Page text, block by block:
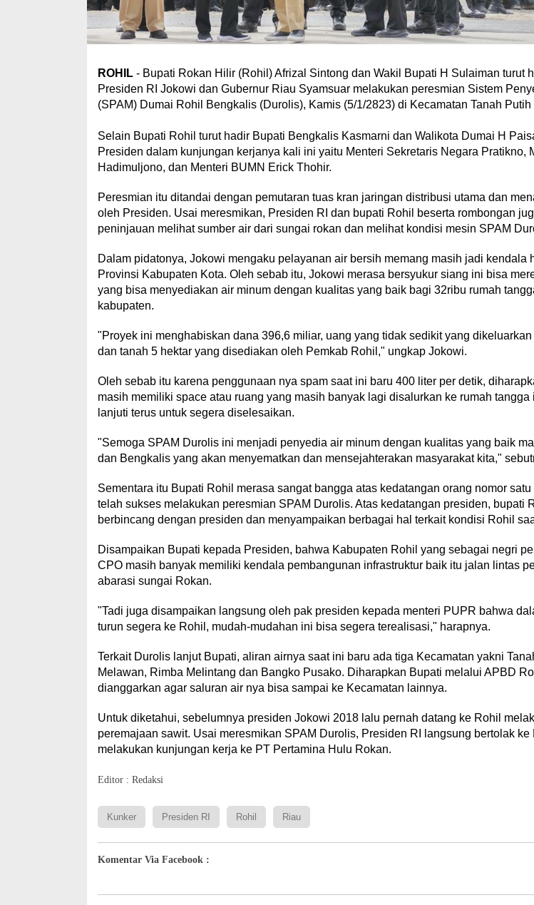
ROHIL - Bupati Rokan Hilir (Rohil) Afrizal Sintong dan Wakil Bupati H Sulaiman turut
Presiden RI Jokowi dan Gubernur Riau Syamsuar melakukan peresmian Sistem
(SPAM) Dumai Rohil Bengkalis (Durolis), Kamis (5/1/2823) di Kecamatan Tanah
Selain Bupati Rohil turut hadir Bupati Bengkalis Kasmarni dan Walikota Dumai H
Presiden dalam kunjungan kerjanya kali ini yaitu Menteri Sekretaris Negara Pratikno,
Hadimuljono, dan Menteri BUMN Erick Thohir.
Peresmian itu ditandai dengan pemutaran tuas kran jaringan distribusi utama dan
oleh Presiden. Usai meresmikan, Presiden RI dan bupati Rohil beserta rombongan
peninjauan melihat sumber air dari sungai rokan dan melihat kondisi mesin SPAM
Dalam pidatonya, Jokowi mengaku pelayanan air bersih memang masih jadi kendala
Provinsi Kabupaten Kota. Oleh sebab itu, Jokowi merasa bersyukur siang ini bisa
yang bisa menyediakan air minum dengan kualitas yang baik bagi 32ribu rumah
kabupaten.
"Proyek ini menghabiskan dana 396,6 miliar, uang yang tidak sedikit yang
dan tanah 5 hektar yang disediakan oleh Pemkab Rohil," ungkap Jokowi.
Oleh sebab itu karena penggunaan nya spam saat ini baru 400 liter per detik,
masih memiliki space atau ruang yang masih banyak lagi disalurkan ke rumah
lanjuti terus untuk segera diselesaikan.
"Semoga SPAM Durolis ini menjadi penyedia air minum dengan kualitas yang baik
dan Bengkalis yang akan menyematkan dan mensejahterakan masyarakat kita,"
Sementara itu Bupati Rohil merasa sangat bangga atas kedatangan orang nomor
telah sukses melakukan peresmian SPAM Durolis. Atas kedatangan presiden, bupati
berbincang dengan presiden dan menyampaikan berbagai hal terkait kondisi Rohil
Disampaikan Bupati kepada Presiden, bahwa Kabupaten Rohil yang sebagai negri
CPO masih banyak memiliki kendala pembangunan infrastruktur baik itu jalan lintas
abarasi sungai Rokan.
"Tadi juga disampaikan langsung oleh pak presiden kepada menteri PUPR bahwa
turun segera ke Rohil, mudah-mudahan ini bisa segera terealisasi," harapnya.
Terkait Durolis lanjut Bupati, aliran airnya saat ini baru ada tiga Kecamatan yakni
Melawan, Rimba Melintang dan Bangko Pusako. Diharapkan Bupati melalui APBD
dianggarkan agar saluran air nya bisa sampai ke Kecamatan lainnya.
Untuk diketahui, sebelumnya presiden Jokowi 2018 lalu pernah datang ke Rohil
peremajaan sawit. Usai meresmikan SPAM Durolis, Presiden RI langsung bertolak ke
melakukan kunjungan kerja ke PT Pertamina Hulu Rokan.
Editor : Redaksi
Kunker Presiden RI Rohil Riau
Komentar Via Facebook :